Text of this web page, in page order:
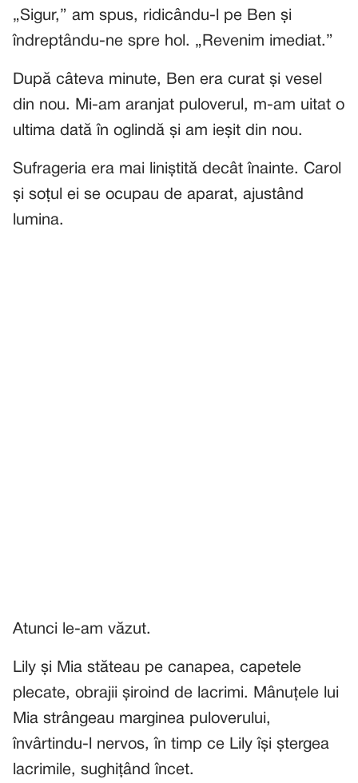
„Sigur,” am spus, ridicându-l pe Ben și
îndreptându-ne spre hol. „Revenim imediat.”
După câteva minute, Ben era curat și vesel
din nou. Mi-am aranjat puloverul, m-am uitat o
ultima dată în oglindă și am ieșit din nou.
Sufrageria era mai liniștită decât înainte. Carol
și soțul ei se ocupau de aparat, ajustând
lumina.
Atunci le-am văzut.
Lily și Mia stăteau pe canapea, capetele
plecate, obrajii șiroind de lacrimi. Mânuțele lui
Mia strângeau marginea puloverului,
învârtindu-l nervos, în timp ce Lily își ștergea
lacrimile, sughițând încet.